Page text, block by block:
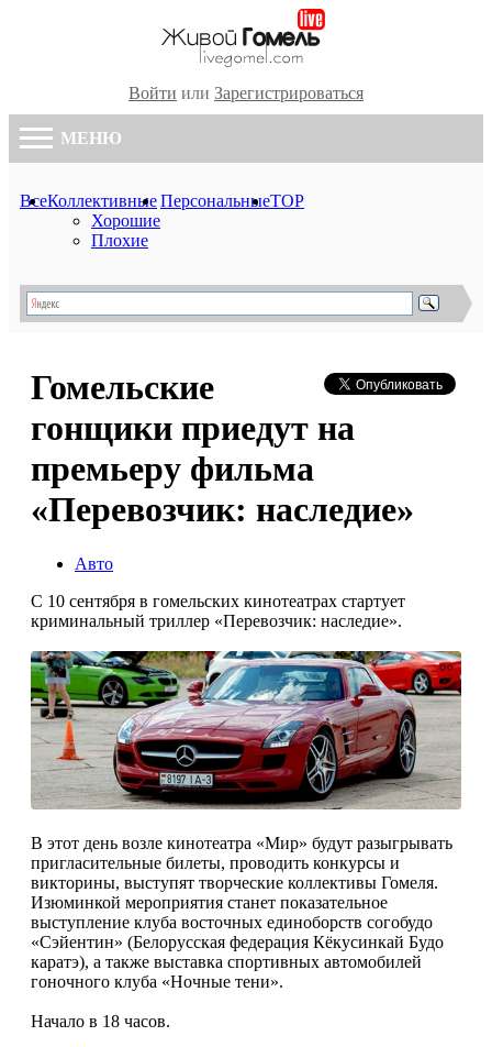
Войти или Зарегистрироваться
МЕНЮ
ВсеКоллективные
Хорошие
Плохие
ПерсональныеTOP
Гомельские
гонщики приедут на
премьеру фильма
«Перевозчик: наследие»
Авто
С 10 сентября в гомельских кинотеатрах стартует
криминальный триллер «Перевозчик: наследие».
В этот день возле кинотеатра «Мир» будут разыгрывать
пригласительные билеты, проводить конкурсы и
викторины, выступят творческие коллективы Гомеля.
Изюминкой мероприятия станет показательное
выступление клуба восточных единоборств согобудо
«Сэйентин» (Белорусская федерация Кёкусинкай Будо
каратэ), а также выставка спортивных автомобилей
гоночного клуба «Ночные тени».
Начало в 18 часов.